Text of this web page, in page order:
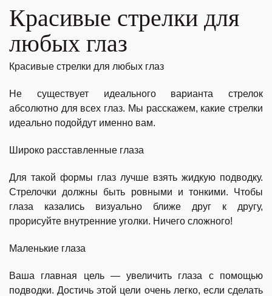
Красивые стрелки для
любых глаз
Красивые стрелки для любых глаз
Не существует идеального варианта стрелок
абсолютно для всех глаз. Мы расскажем, какие стрелки
идеально подойдут именно вам.
Широко расставленные глаза
Для такой формы глаз лучше взять жидкую подводку.
Стрелочки должны быть ровными и тонкими. Чтобы
глаза казались визуально ближе друг к другу,
прорисуйте внутренние уголки. Ничего сложного!
Маленькие глаза
Ваша главная цель — увеличить глаза с помощью
подводки. Достичь этой цели очень легко, если сделать